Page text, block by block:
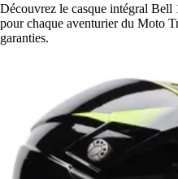
Découvrez le casque intégral
pour chaque aventurier du Moto
garanties.